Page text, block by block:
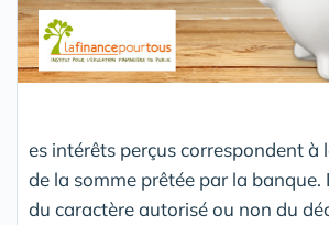
es intérêts perçus correspondent à
de la somme prêtée par la banque.
du caractère autorisé ou non du